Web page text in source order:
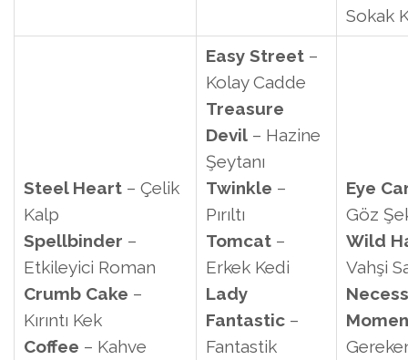
Sokak
Steel Heart – Çelik
Kalp
Spellbinder –
Etkileyici Roman
Crumb Cake –
Kırıntı Kek
Coffee – Kahve
Easy Street –
Kolay Cadde
Treasure
Devil – Hazine
Şeytanı
Twinkle –
Pırıltı
Tomcat –
Erkek Kedi
Lady
Fantastic –
Fantastik
Eye
Göz
Wild
Vahşi